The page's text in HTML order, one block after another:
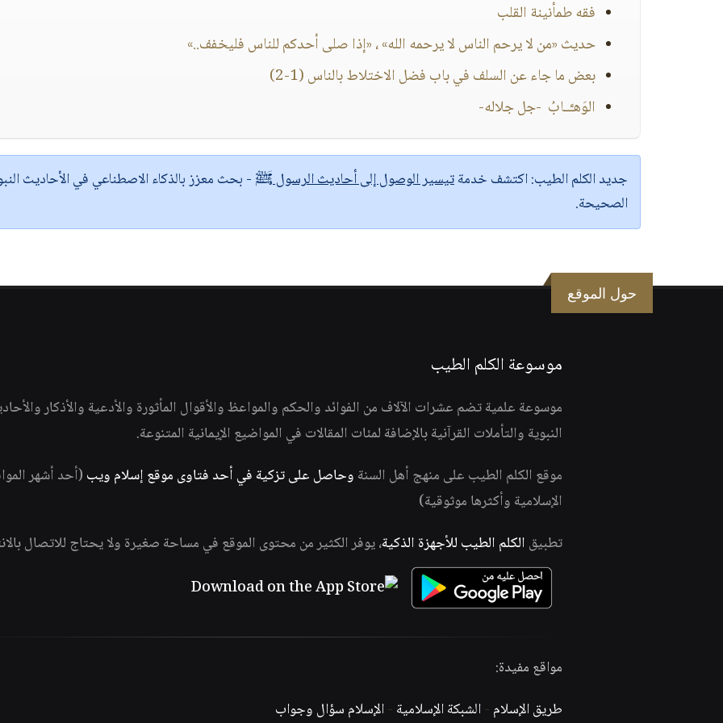
فقه طمأنينة القلب
حديث «من لا يرحم الناس لا يرحمه الله» ، «إذا صلى أحدكم للناس فليخفف..»
بعض ما جاء عن السلف في باب فضل الاختلاط بالناس (1-2)
الوَهـَّــابُ -جل جلاله-
جديد الكلم الطيب:اكتشف خدمةتيسير الوصول إلى أحاديث الرسول ﷺ - بحث معزز بالذكاء الاصطناعي في الأحاديث
الصحيحة.
حول الموقع
موسوعة الكلم الطيب
موسوعة علمية تضم عشرات الآلاف من الفوائد والحكم والمواعظ والأقوال المأثورة والأدعية والأذكار
النبوية والتأملات القرآنية بالإضافة لمئات المقالات في المواضيع الإيمانية المتنوعة.
موقع الكلم الطيب على منهج أهل السنة وحاصل على تزكية في أحد فتاوى موقع إسلام ويب (أحد أشهر
الإسلامية وأكثرها موثوقية)
تطبيق الكلم الطيب للأجهزة الذكية، يوفر الكثير من محتوى الموقع في مساحة صغيرة ولا يحتاج للاتصال
مواقع مفيدة:
طريق الإسلام -الشبكة الإسلامية -الإسلام سؤال وجواب